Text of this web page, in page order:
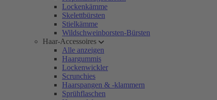
Lockenkämme
Skelettbürsten
Stielkämme
Wildschweinborsten-Bürsten
Haar-Accessoires
Alle anzeigen
Haargummis
Lockenwickler
Scrunchies
Haarspangen & -klammern
Sprühflaschen